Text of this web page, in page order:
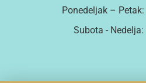
Ponedeljak –
Subota -